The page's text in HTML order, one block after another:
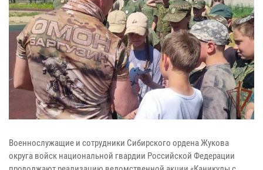
Военнослужащие и сотрудники Сибирского ордена Жукова
округа войск национальной гвардии Российской Федерации